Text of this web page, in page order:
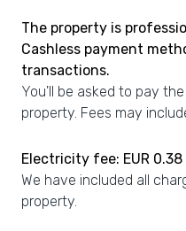
The property is
Cashless payment
transactions.
You'll be asked to pay
property. Fees may
Electricity fee: EUR
We have included all
property.